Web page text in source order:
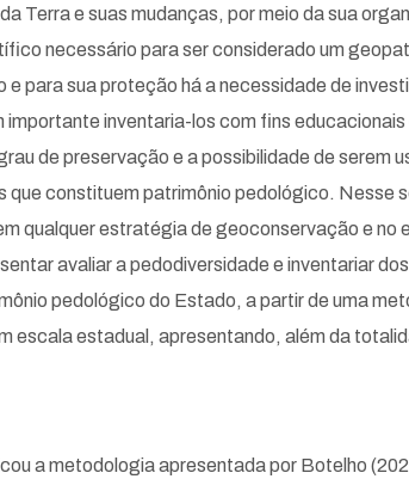
Terra e suas mudanças, por meio da sua
necessário para ser considerado um
para sua proteção há a necessidade de
inventaria-los com fins
de preservação e a possibilidade de
constituem patrimônio pedológico. Nesse
qualquer estratégia de geoconservação e
avaliar a pedodiversidade e inventariar
pedológico do Estado, a partir de uma
escala estadual, apresentando, além da
a metodologia apresentada por Botelho